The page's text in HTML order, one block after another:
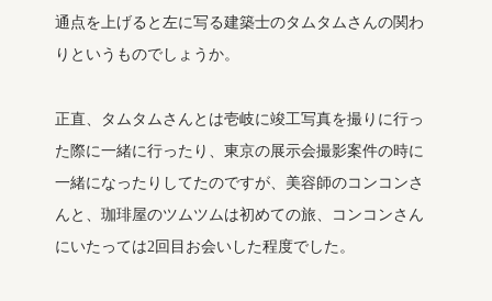
通点を上げると左に写る建築士のタムタムさんの関わ
りというものでしょうか。
正直、タムタムさんとは壱岐に竣工写真を撮りに行っ
た際に一緒に行ったり、東京の展示会撮影案件の時に
一緒になったりしてたのですが、美容師のコンコンさ
んと、珈琲屋のツムツムは初めての旅、コンコンさん
にいたっては2回目お会いした程度でした。